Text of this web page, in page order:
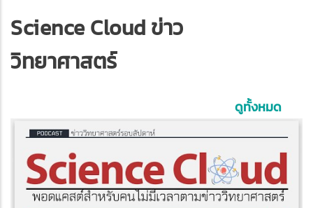
Science Cloud ข่าว
วิทยาศาสตร์
ดูทั้งหมด